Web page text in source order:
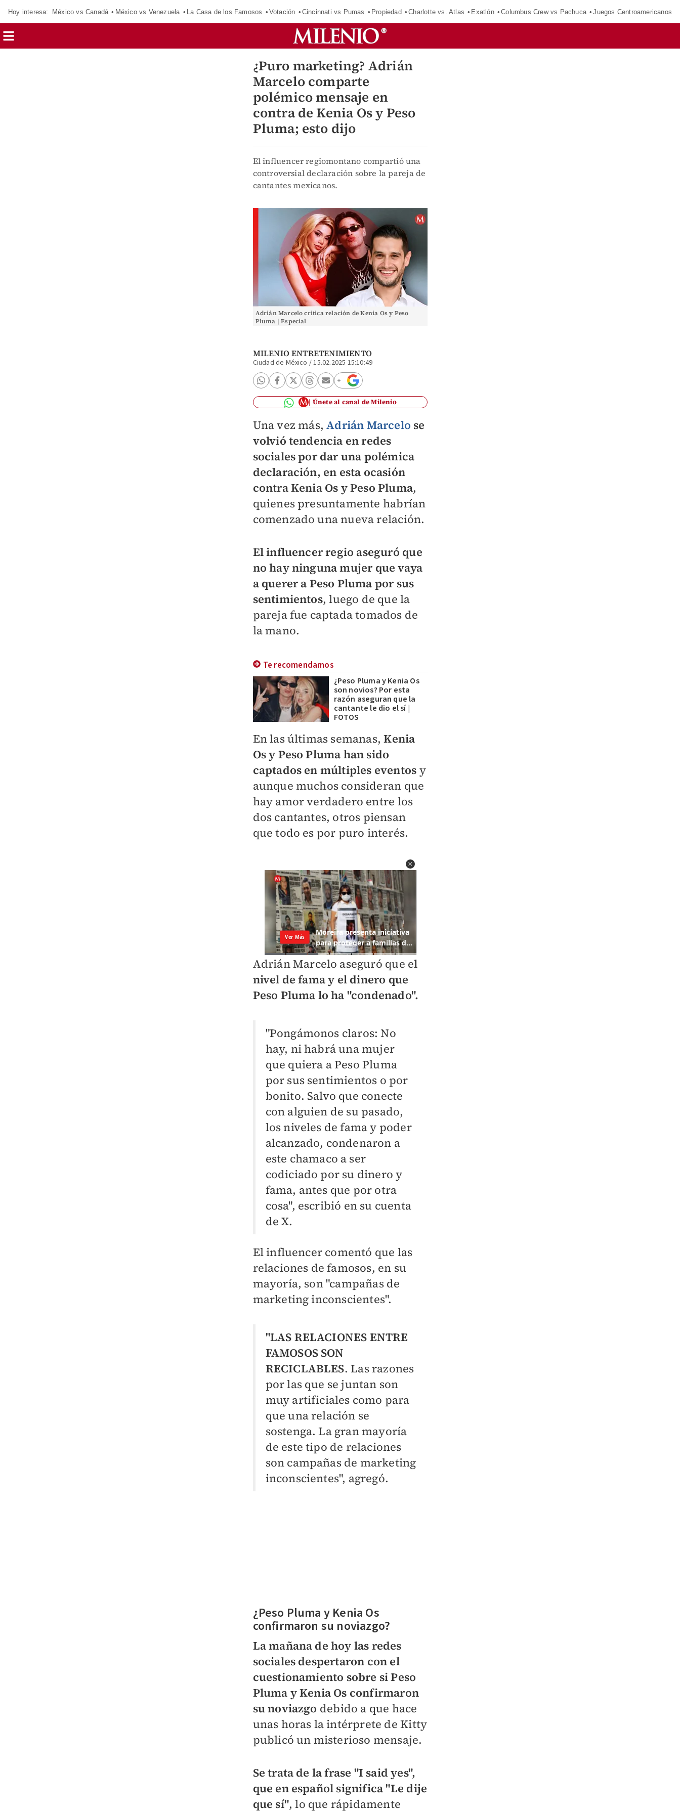
Hoy interesa: México vs Canadá México vs Venezuela La Casa de los Famosos Votación Cincinnati vs Pumas Propiedad Charlotte vs. Atlas Exatlón Columbus Crew vs Pachuca Juegos Centroamericanos
¿Puro marketing? Adrián
Marcelo comparte
polémico mensaje en
contra de Kenia Os y Peso
Pluma; esto dijo
El influencer regiomontano compartió una
controversial declaración sobre la pareja de
cantantes mexicanos.
Adrián Marcelo critica relación de Kenia Os y Peso
Pluma | Especial
MILENIO ENTRETENIMIENTO
Ciudad de México /15.02.2025 15:10:49
Únete al canal de Milenio
Una vez más,Adrián Marcelo se
volvió tendencia en redes
sociales por dar una polémica
declaración, en esta ocasión
contra Kenia Os y Peso Pluma,
quienes presuntamente habrían
comenzado una nueva relación.
El influencer regio aseguró que
no hay ninguna mujer que vaya
a querer a Peso Pluma por sus
sentimientos, luego de que la
pareja fue captada tomados de
la mano.
Te recomendamos
¿Peso Pluma y Kenia Os
son novios? Por esta
razón aseguran que la
cantante le dio el sí |
FOTOS
En las últimas semanas, Kenia
Os y Peso Pluma han sido
captados en múltiples eventos y
aunque muchos consideran que
hay amor verdadero entre los
dos cantantes, otros piensan
que todo es por puro interés.
Adrián Marcelo aseguró que el
nivel de fama y el dinero que
Peso Pluma lo ha "condenado".
"Pongámonos claros: No
hay, ni habrá una mujer
que quiera a Peso Pluma
por sus sentimientos o por
bonito. Salvo que conecte
con alguien de su pasado,
los niveles de fama y poder
alcanzado, condenaron a
este chamaco a ser
codiciado por su dinero y
fama, antes que por otra
cosa", escribió en su cuenta
de X.
El influencer comentó que las
relaciones de famosos, en su
mayoría, son "campañas de
marketing inconscientes".
"LAS RELACIONES ENTRE
FAMOSOS SON
RECICLABLES. Las razones
por las que se juntan son
muy artificiales como para
que una relación se
sostenga. La gran mayoría
de este tipo de relaciones
son campañas de marketing
inconscientes", agregó.
¿Peso Pluma y Kenia Os
confirmaron su noviazgo?
La mañana de hoy las redes
sociales despertaron con el
cuestionamiento sobre si Peso
Pluma y Kenia Os confirmaron
su noviazgo debido a que hace
unas horas la intérprete de Kitty
publicó un misterioso mensaje.
Se trata de la frase "I said yes",
que en español significa "Le dije
que sí", lo que rápidamente